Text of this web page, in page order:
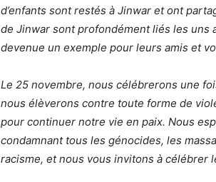
d’enfants sont restés à Jinwar et ont
de Jinwar sont profondément liés les uns
devenue un exemple pour leurs amis et
Le 25 novembre, nous célébrerons une
nous élèverons contre toute forme de
pour continuer notre vie en paix. Nous
condamnant tous les génocides, les
racisme, et nous vous invitons à célébrer